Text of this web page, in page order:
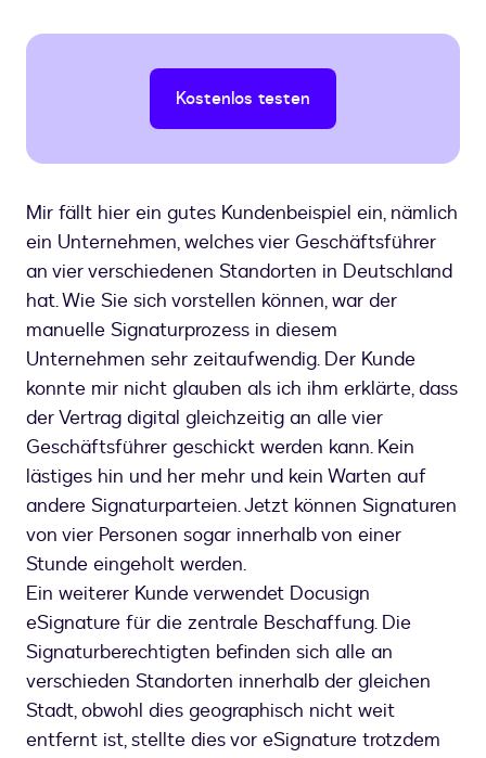
Kostenlos testen
Mir fällt hier ein gutes Kundenbeispiel ein, nämlich
ein Unternehmen, welches vier Geschäftsführer
an vier verschiedenen Standorten in Deutschland
hat. Wie Sie sich vorstellen können, war der
manuelle Signaturprozess in diesem
Unternehmen sehr zeitaufwendig. Der Kunde
konnte mir nicht glauben als ich ihm erklärte, dass
der Vertrag digital gleichzeitig an alle vier
Geschäftsführer geschickt werden kann. Kein
lästiges hin und her mehr und kein Warten auf
andere Signaturparteien. Jetzt können Signaturen
von vier Personen sogar innerhalb von einer
Stunde eingeholt werden.
Ein weiterer Kunde verwendet Docusign
eSignature für die zentrale Beschaffung. Die
Signaturberechtigten befinden sich alle an
verschieden Standorten innerhalb der gleichen
Stadt, obwohl dies geographisch nicht weit
entfernt ist, stellte dies vor eSignature trotzdem